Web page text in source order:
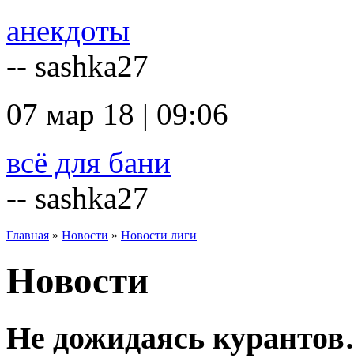
анекдоты
-- sashka27
07 мар 18 | 09:06
всё для бани
-- sashka27
Главная » Новости » Новости лиги
Новости
Не дожидаясь